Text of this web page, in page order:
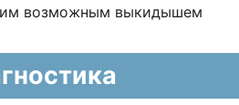
возможным выкидышем